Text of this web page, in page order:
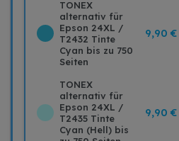
TONEX
alternativ für
Epson 24XL /
T2432 Tinte
Cyan bis zu 750
Seiten
9,90 €
TONEX
alternativ für
Epson 24XL /
T2435 Tinte
Cyan (Hell) bis
9,90 €